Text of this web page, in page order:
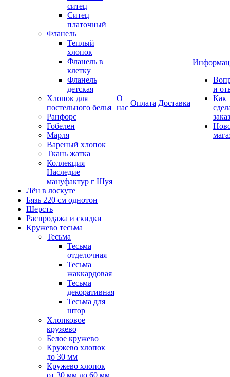
ситец
Ситец
платочный
Фланель
Теплый
хлопок
Фланель в
клетку
Фланель
детская
Хлопок для
постельного белья
Ранфорс
Гобелен
Марля
Вареный хлопок
Ткань жатка
Коллекция
Наследие
мануфактур г Шуя
Лён в лоскуте
Бязь 220 см однотон
Шерсть
Распродажа и скидки
Кружево тесьма
Тесьма
Тесьма
отделочная
Тесьма
жаккардовая
Тесьма
декоративная
Тесьма для
штор
Хлопковое
кружево
Белое кружево
Кружево хлопок
до 30 мм
Кружево хлопок
от 30 мм до 60 мм
О
нас
Оплата Доставка
и
Как
заказ